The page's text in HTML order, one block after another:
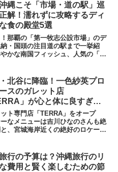
縄こそ「市場・道の駅」巡
解！濡れずに攻略するディ
食の殿堂5選
那覇の「第一牧志公設市場」のデ
・国頭の注目道の駅まで一挙紹
かな南国フィッシュ、人気の「持
北谷に降臨！一色紗英プロ
スのガレット店
」が心と体に良すぎる
ト専門店「TERRA」をオープ
なメニューは吉川ひなのさんも絶
、宮城海岸近くの絶好のロケーシ
行の予算は？沖縄旅行のリ
費用と賢く楽しむための節